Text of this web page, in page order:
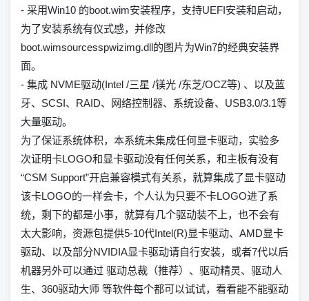
- 采用Win10 的boot.wim安装程序，支持UEFI安装和启动，
为了安装系统有仪式感，并修改
boot.wimsourcesspwizimg.dll的图片为Win7的经典安装界
面。
- 集成 NVME驱动(Intel /三星 /镁光 /东芝/OCZ等) 、以及蓝
牙、SCSI、RAID、网络控制器、系统设备、USB3.0/3.1等
大量驱动。
为了保证系统体积，本系统未集成任何显卡驱动，实验多
次证明卡LOGO和显卡驱动没有任何关系，和主板有没有
“CSM Support”开启兼容模式有关系，就算集成了显卡驱动
该卡LOGO的一样会卡，个人认为只要不卡LOGO进了系
统，剩下的都是小事，就算有几个驱动装不上，也不会有
太大影响，资源包提供5-10代Intel(R)显卡驱动、AMD显卡
驱动、以及部分NVIDIA显卡驱动请自行安装，或者7代以后
机器另外可以通过 驱动总裁（推荐）、驱动精灵、驱动人
生、360驱动大师 等软件每个都可以试试，看看能不能驱动